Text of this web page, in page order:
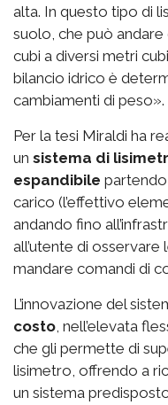
alta. In questo tipo di
suolo, che può andare
cubi a diversi metri
bilancio idrico è
cambiamenti di peso».
Per la tesi Miraldi ha
un sistema di
espandibile
carico (l’effettivo
andando fino
all’utente di
mandare comandi di
L’innovazione del
costo, nell’elevata
che gli permette di
lisimetro, offrendo a
un sistema